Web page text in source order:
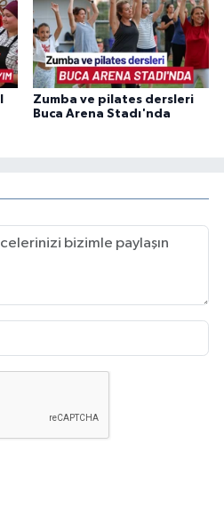
Zumba ve pilates dersleri
Buca Arena Stadı'nda